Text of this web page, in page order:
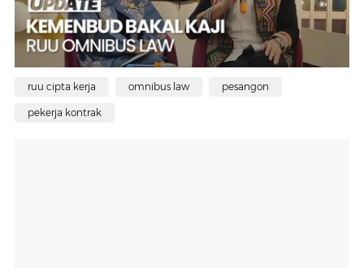
ruu cipta kerja omnibus law pesangon
pekerja kontrak